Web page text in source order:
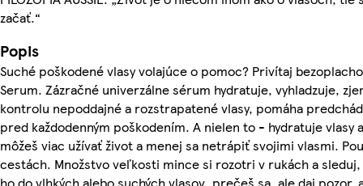
začať.“
Popis
Suché poškodené vlasy volajúce o pomoc? Privítaj
Serum. Zázračné univerzálne sérum hydratuje, vyhladzuje,
kontrolu nepoddajné a rozstrapatené vlasy, pomáha
pred každodenným poškodením. A nielen to - hydratuje vlasy
môžeš viac užívať život a menej sa netrápiť svojimi vlasmi.
cestách. Množstvo veľkosti mince si rozotri v rukách a
ho do vlhkých alebo suchých vlasov, prečeš sa, ale daj pozor,